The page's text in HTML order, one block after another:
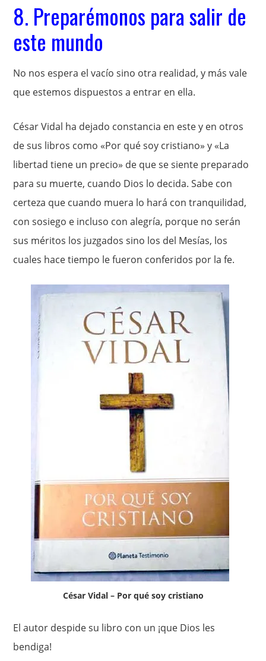
8. Preparémonos para salir de
este mundo
No nos espera el vacío sino otra realidad, y más vale
que estemos dispuestos a entrar en ella.
César Vidal ha dejado constancia en este y en otros
de sus libros como «Por qué soy cristiano» y «La
libertad tiene un precio» de que se siente preparado
para su muerte, cuando Dios lo decida. Sabe con
certeza que cuando muera lo hará con tranquilidad,
con sosiego e incluso con alegría, porque no serán
sus méritos los juzgados sino los del Mesías, los
cuales hace tiempo le fueron conferidos por la fe.
César Vidal – Por qué soy cristiano
El autor despide su libro con un ¡que Dios les
bendiga!